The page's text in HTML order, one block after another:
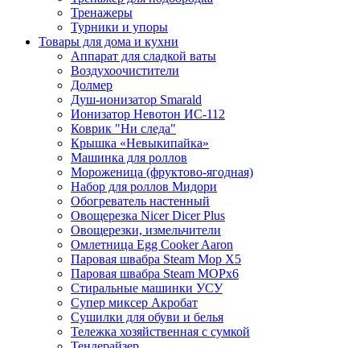
Тренажеры
Турники и упоры
Товары для дома и кухни
Аппарат для сладкой ваты
Воздухоочистители
Долмер
Душ-ионизатор Smarald
Ионизатор Невотон ИС-112
Коврик "Ни следа"
Крышка «Невыкипайка»
Машинка для роллов
Мороженица (фруктово-ягодная)
Набор для роллов Мидори
Обогреватель настенный
Овощерезка Nicer Dicer Plus
Овощерезки, измельчители
Омлетница Egg Сooker Aaron
Паровая швабра Steam Mop X5
Паровая швабра Steam MOPх6
Стиральные машинки УСУ
Супер миксер Акробат
Сушилки для обуви и белья
Тележка хозяйственная с сумкой